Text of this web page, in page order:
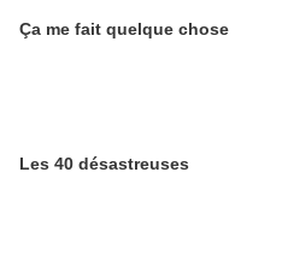
Ça me fait quelque chose
Les 40 désastreuses